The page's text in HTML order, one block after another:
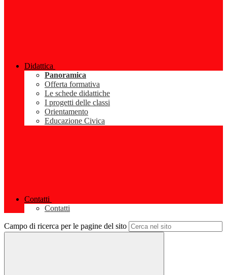
Didattica
Panoramica
Offerta formativa
Le schede didattiche
I progetti delle classi
Orientamento
Educazione Civica
Contatti
Contatti
Campo di ricerca per le pagine del sito